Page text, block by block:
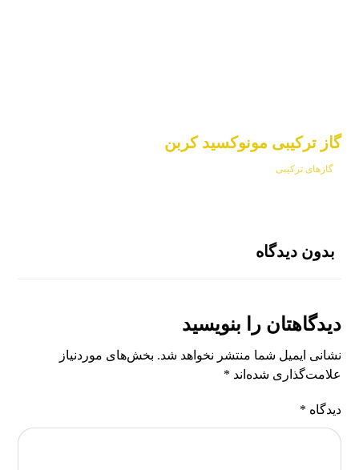
گاز ترکیبی مونوکسید کربن
گازهای ترکیبی
بدون دیدگاه
دیدگاهتان را بنویسید
نشانی ایمیل شما منتشر نخواهد شد. بخش‌های موردنیاز
علامت‌گذاری شده‌اند *
دیدگاه *